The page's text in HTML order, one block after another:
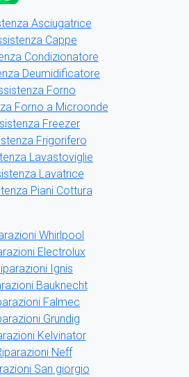
Asciugatrice
Cappe
Condizionatore
Deumidificatore
Forno
Forno a Microonde
Freezer
Frigorifero
Lavastoviglie
Lavatrice
Piani Cottura
Whirlpool
Electrolux
Ignis
Bauknecht
Falmec
Grundig
Kelvinator
Neff
San giorgio